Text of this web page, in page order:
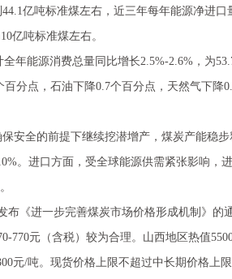
亿吨标准煤左右，近三年每年能源净进口
亿吨标准煤左右。
能源消费总量同比增长2.5%-2.6%，为
分点，石油下降0.7个百分点，天然气下降
全的前提下继续挖潜增产，煤炭产能稳步
。进口方面，受全球能源供需紧张影响，
《进一步完善煤炭市场价格形成机制》的
770元（含税）较为合理。山西地区热值
元/吨。现货价格上限不超过中长期价格上